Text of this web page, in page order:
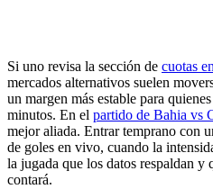
Si uno revisa la sección de cuotas
mercados alternativos suelen
un margen más estable para
minutos. En el partido de Bahia vs
mejor aliada. Entrar temprano con
de goles en vivo, cuando la
la jugada que los datos respaldan
contará.